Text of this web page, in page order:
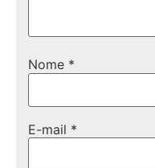
Nome *
E-mail *